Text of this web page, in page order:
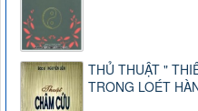
THỦ THUẬT "
TRONG LOÉT